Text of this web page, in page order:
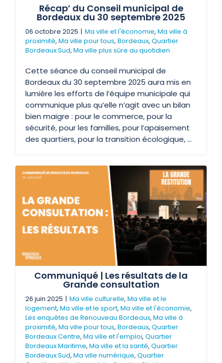
Récap’ du Conseil municipal de
Bordeaux du 30 septembre 2025
06 octobre 2025 | Ma ville et l'économie, Ma ville à
proximité, Ma ville pour tous, Bordeaux, Quartier
Bordeaux Sud, Ma ville plus sûre au quotidien
Cette séance du conseil municipal de
Bordeaux du 30 septembre 2025 aura mis en
lumière les efforts de l’équipe municipale qui
communique plus qu’elle n’agit avec un bilan
bien maigre : pour le commerce, pour la
sécurité, pour les familles, pour l’apaisement
des quartiers, pour la transition écologique, …
Communiqué | Les résultats de la
Grande consultation
26 juin 2025 | Ma ville culturelle, Ma ville et le
logement, Ma ville et le sport, Ma ville et l'économie,
Les enquêtes de Renouveau Bordeaux, Ma ville à
proximité, Ma ville pour tous, Bordeaux, Quartier
Bordeaux Centre, Ma ville et l'emploi, Quartier
Bordeaux Maritime, Ma ville et la santé, Quartier
Bordeaux Sud, Ma ville numérique, Quartier